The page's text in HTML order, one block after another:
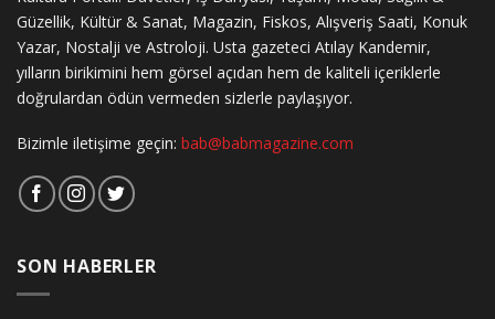
Güzellik, Kültür & Sanat, Magazin, Fiskos, Alışveriş Saati, Konuk
Yazar, Nostalji ve Astroloji. Usta gazeteci Atılay Kandemir,
yılların birikimini hem görsel açıdan hem de kaliteli içeriklerle
doğrulardan ödün vermeden sizlerle paylaşıyor.
Bizimle iletişime geçin: bab@babmagazine.com
SON HABERLER